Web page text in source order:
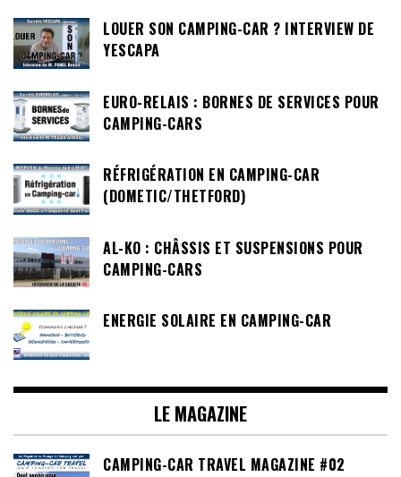
LOUER SON CAMPING-CAR ? INTERVIEW DE
YESCAPA
EURO-RELAIS : BORNES DE SERVICES POUR
CAMPING-CARS
RÉFRIGÉRATION EN CAMPING-CAR
(DOMETIC/THETFORD)
AL-KO : CHÂSSIS ET SUSPENSIONS POUR
CAMPING-CARS
ENERGIE SOLAIRE EN CAMPING-CAR
LE MAGAZINE
CAMPING-CAR TRAVEL MAGAZINE #02